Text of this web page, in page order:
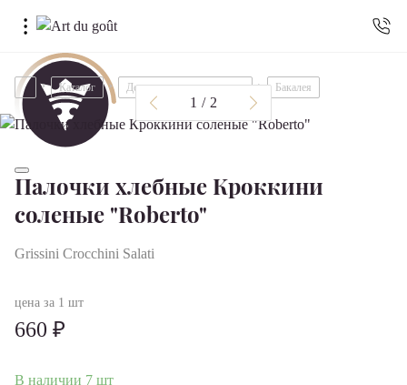
Каталог Деликатесы и дополнения Бакалея
Палочки хлебные Кроккини
соленые "Roberto"
Grissini Crocchini Salati
цена за 1 шт
660 ₽
В наличии 7 шт
1 / 2